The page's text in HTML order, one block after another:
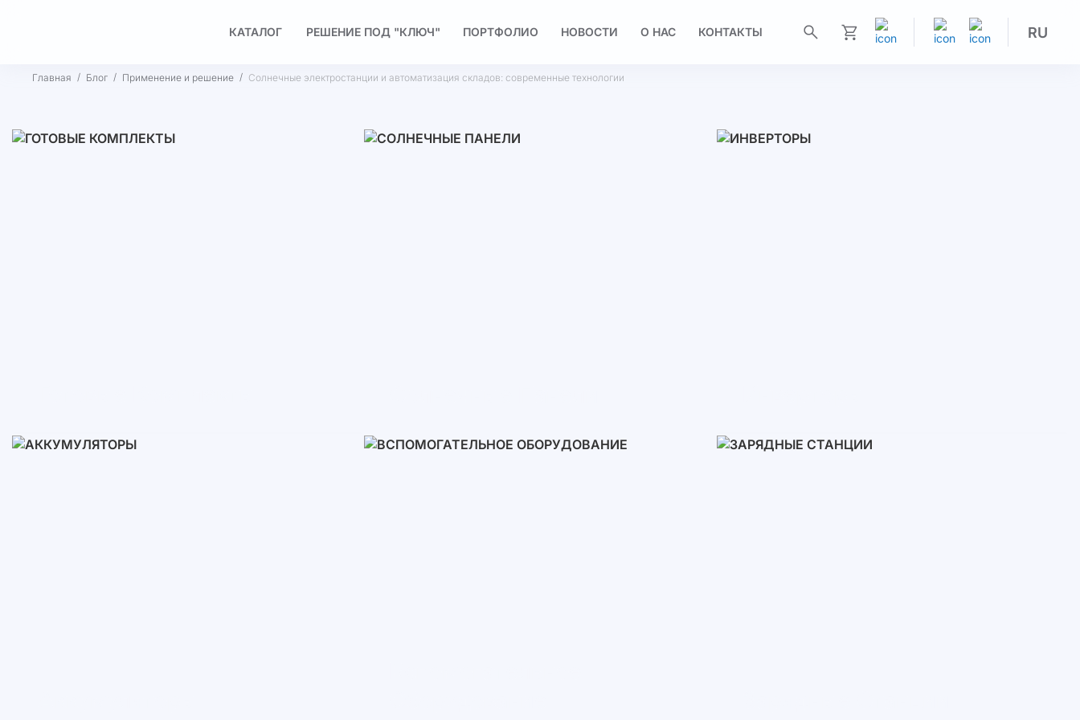
КАТАЛОГ РЕШЕНИЕ ПОД "КЛЮЧ" ПОРТФОЛИО НОВОСТИ О НАС
КОНТАКТЫ
RU
Главная Блог Применение и решение Солнечные электростанции и автоматизация складов: современные технологии
3-10 кВт Однофазные